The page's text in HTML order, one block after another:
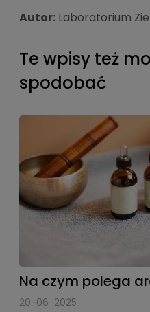
Autor: Laboratorium
Te wpisy też
spodobać
Na czym polega
20-06-2025